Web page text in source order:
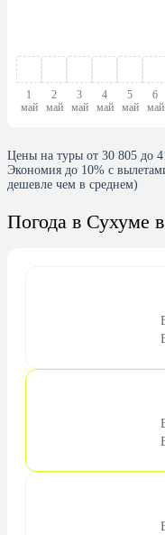
1
май
2
май
3
май
4
май
5
май
6
май
Цены на туры от 30 805 до
Экономия до 10% с
дешевле чем в среднем)
Погода в Сухуме